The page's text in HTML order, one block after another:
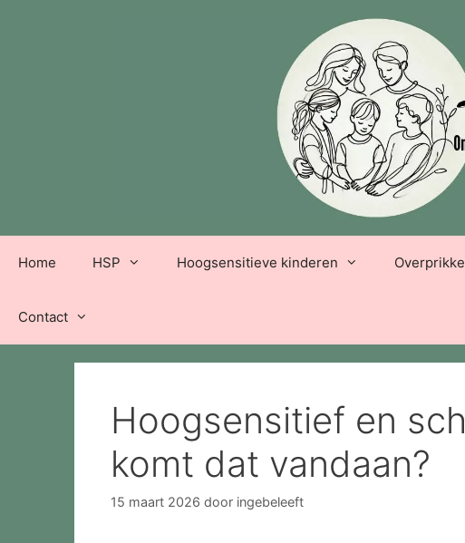
Home HSP Hoogsensitieve kinderen
Contact
Hoogsensitief en
komt dat vandaan?
15 maart 2026 door ingebeleeft